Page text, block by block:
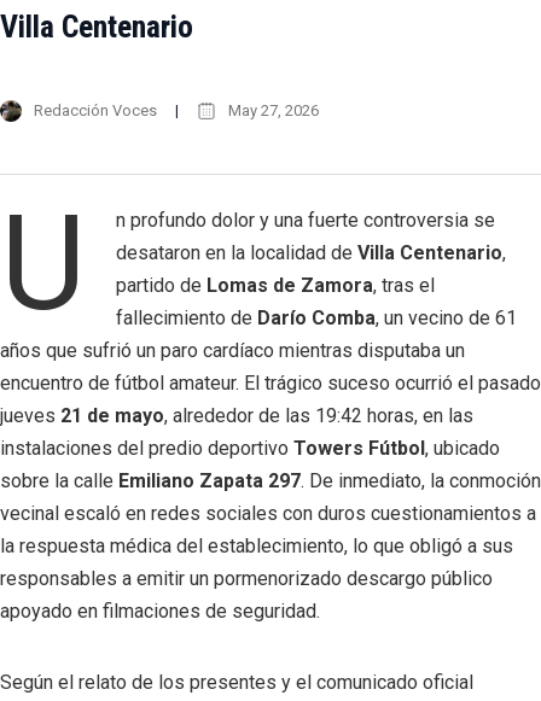
Villa Centenario
Redacción Voces May 27, 2026
U
n profundo dolor y una fuerte controversia se
desataron en la localidad de Villa Centenario,
partido de Lomas de Zamora, tras el
fallecimiento de Darío Comba, un vecino de 61
años que sufrió un paro cardíaco mientras disputaba un
encuentro de fútbol amateur. El trágico suceso ocurrió el pasado
jueves 21 de mayo, alrededor de las 19:42 horas, en las
instalaciones del predio deportivo Towers Fútbol, ubicado
sobre la calle Emiliano Zapata 297. De inmediato, la conmoción
vecinal escaló en redes sociales con duros cuestionamientos a
la respuesta médica del establecimiento, lo que obligó a sus
responsables a emitir un pormenorizado descargo público
apoyado en filmaciones de seguridad.
Según el relato de los presentes y el comunicado oficial